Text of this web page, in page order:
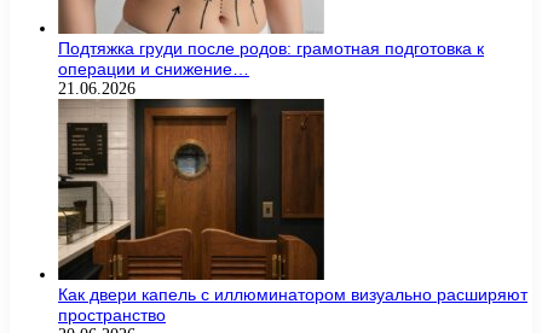
Подтяжка груди после родов: грамотная подготовка к
операции и снижение…
21.06.2026
Как двери капель с иллюминатором визуально расширяют
пространство